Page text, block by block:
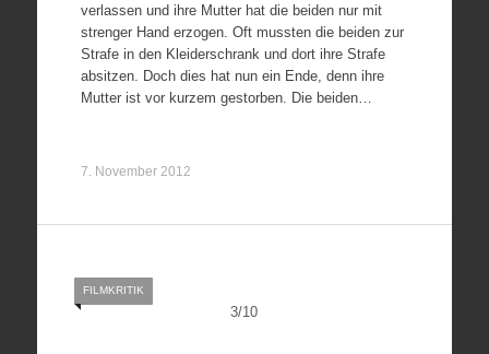
verlassen und ihre Mutter hat die beiden nur mit
strenger Hand erzogen. Oft mussten die beiden zur
Strafe in den Kleiderschrank und dort ihre Strafe
absitzen. Doch dies hat nun ein Ende, denn ihre
Mutter ist vor kurzem gestorben. Die beiden…
7. November 2012
3/10
FILMKRITIK